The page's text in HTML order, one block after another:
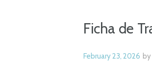
Ficha de
February 23, 2026 by